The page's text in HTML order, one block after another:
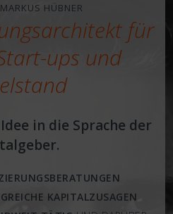
HÜBNER
für
ups und
in die Sprache der
KAPITALZUSAGEN